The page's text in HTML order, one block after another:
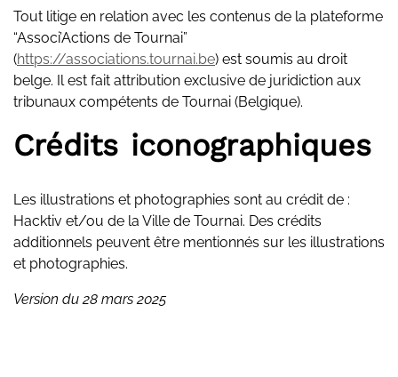
Tout litige en relation avec les contenus de la plateforme
“Associ’Actions de Tournai”
(https://associations.tournai.be) est soumis au droit
belge. Il est fait attribution exclusive de juridiction aux
tribunaux compétents de Tournai (Belgique).
Crédits iconographiques
Les illustrations et photographies sont au crédit de :
Hacktiv et/ou de la Ville de Tournai. Des crédits
additionnels peuvent être mentionnés sur les illustrations
et photographies.
Version du 28 mars 2025